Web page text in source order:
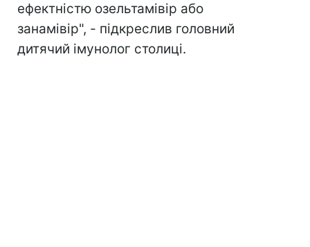
ефектністю озельтамівір або
занамівір", - підкреслив головний
дитячий імунолог столиці.